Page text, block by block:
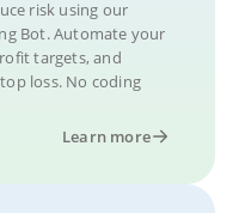
risk using our
Bot. Automate your
targets, and
loss. No coding
Learn more